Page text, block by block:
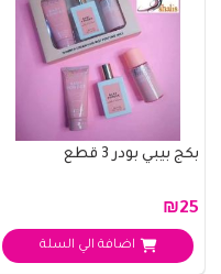
بكج بيبي بودر 3 قطع
₪25
اضافة الي السلة